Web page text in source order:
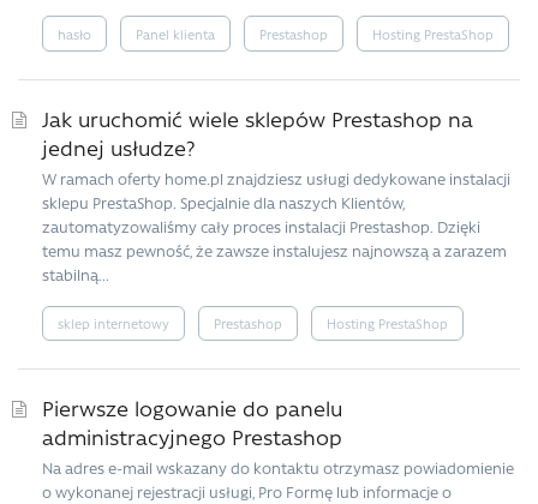
hasło Panel klienta Prestashop Hosting PrestaShop
Jak uruchomić wiele sklepów Prestashop na
jednej usłudze?
W ramach oferty home.pl znajdziesz usługi dedykowane instalacji
sklepu PrestaShop. Specjalnie dla naszych Klientów,
zautomatyzowaliśmy cały proces instalacji Prestashop. Dzięki
temu masz pewność, że zawsze instalujesz najnowszą a zarazem
stabilną...
sklep internetowy Prestashop Hosting PrestaShop
Pierwsze logowanie do panelu
administracyjnego Prestashop
Na adres e-mail wskazany do kontaktu otrzymasz powiadomienie
o wykonanej rejestracji usługi, Pro Formę lub informacje o